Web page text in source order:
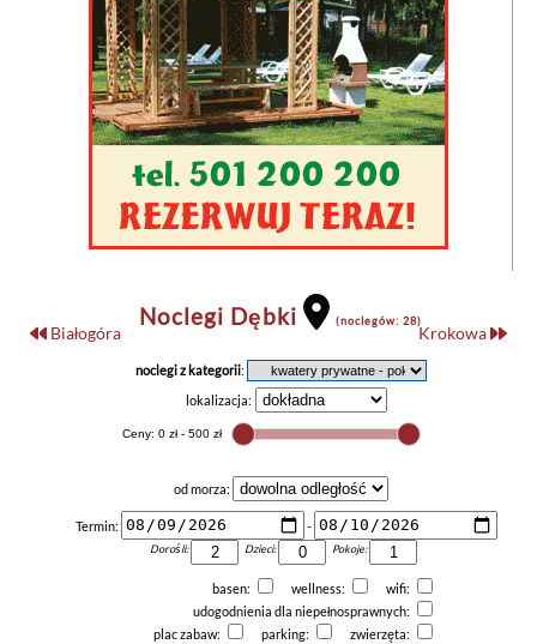
Noclegi Dębki (noclegów: 28)
Białogóra Krokowa
noclegi z kategorii:
lokalizacja:
od morza:
Termin: -
Dorośli: Dzieci: Pokoje:
basen: wellness:
wifi:
udogodnienia dla niepełnosprawnych:
plac zabaw:
parking:
zwierzęta: